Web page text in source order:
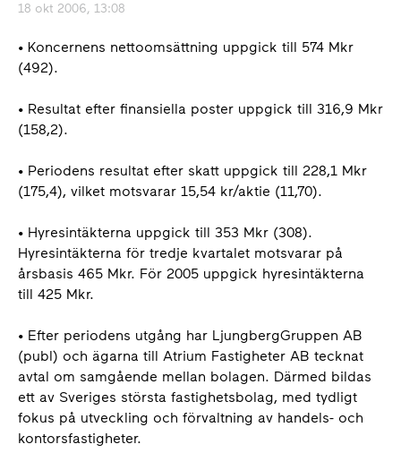
18 okt 2006, 13:08
• Koncernens nettoomsättning uppgick till 574 Mkr
(492).
• Resultat efter finansiella poster uppgick till 316,9 Mkr
(158,2).
• Periodens resultat efter skatt uppgick till 228,1 Mkr
(175,4), vilket motsvarar 15,54 kr/aktie (11,70).
• Hyresintäkterna uppgick till 353 Mkr (308).
Hyresintäkterna för tredje kvartalet motsvarar på
årsbasis 465 Mkr. För 2005 uppgick hyresintäkterna
till 425 Mkr.
• Efter periodens utgång har LjungbergGruppen AB
(publ) och ägarna till Atrium Fastigheter AB tecknat
avtal om samgående mellan bolagen. Därmed bildas
ett av Sveriges största fastighetsbolag, med tydligt
fokus på utveckling och förvaltning av handels- och
kontorsfastigheter.